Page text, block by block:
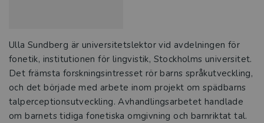
Ulla Sundberg är universitetslektor vid avdelningen för
fonetik, institutionen för lingvistik, Stockholms universitet.
Det främsta forskningsintresset rör barns språkutveckling,
och det började med arbete inom projekt om spädbarns
talperceptionsutveckling. Avhandlingsarbetet handlade
om barnets tidiga fonetiska omgivning och barnriktat tal.